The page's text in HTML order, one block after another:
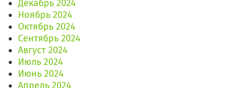
Декабрь 2024
Ноябрь 2024
Октябрь 2024
Сентябрь 2024
Август 2024
Июль 2024
Июнь 2024
Апрель 2024